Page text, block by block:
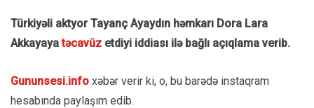
Türkiyəli aktyor Tayanç Ayaydın həmkarı Dora Lara
Akkayayatəcavüz etdiyi iddiası ilə bağlı açıqlama verib.
Gununsesi.info xəbər verir ki, o, bu barədə instaqram
hesabında paylaşım edib.